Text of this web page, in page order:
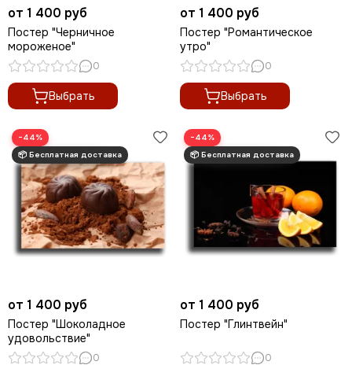
от 1 400 руб
Постер "Черничное
мороженое"
0
Выбрать
от 1 400 руб
Постер "Романтическое
утро"
0
Выбрать
−44%
от 1 400 руб
Постер "Шоколадное
удовольствие"
0
−44%
от 1 400 руб
Постер "Глинтвейн"
0